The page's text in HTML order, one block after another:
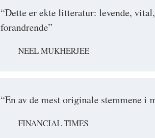
“Dette er ekte litteratur: levende,
forandrende”
NEEL MUKHERJEE
“En av de mest originale stemmene i
FINANCIAL TIMES